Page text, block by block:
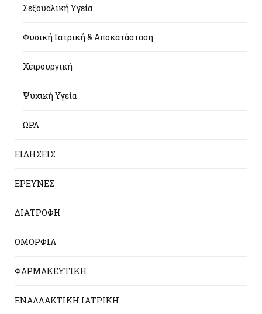
Σεξουαλική Υγεία
Φυσική Ιατρική & Αποκατάσταση
Χειρουργική
Ψυχική Υγεία
ΩΡΛ
ΕΙΔΗΣΕΙΣ
ΕΡΕΥΝΕΣ
ΔΙΑΤΡΟΦΗ
ΟΜΟΡΦΙΑ
ΦΑΡΜΑΚΕΥΤΙΚΗ
ΕΝΑΛΛΑΚΤΙΚΗ ΙΑΤΡΙΚΗ